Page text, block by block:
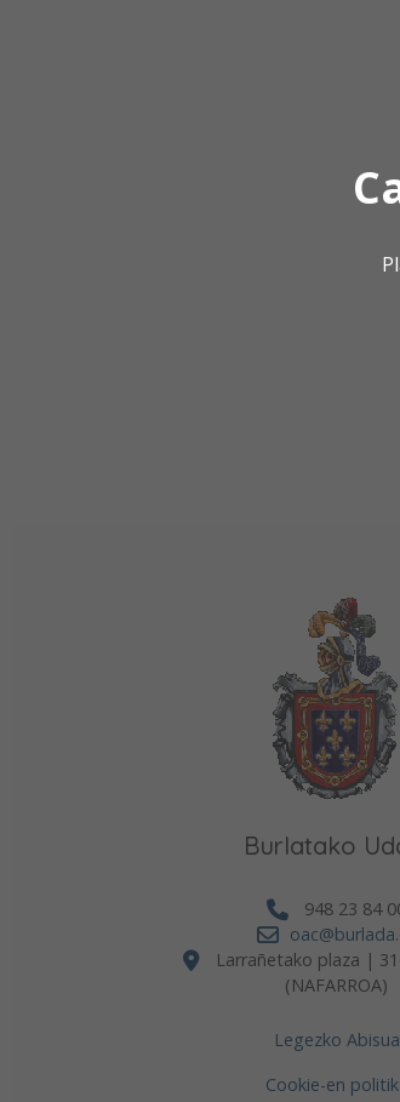
Burlatako
948 23 84
Larrañetako plaza |
(NAFARROA)
Legezko Abisua
Cookie-en